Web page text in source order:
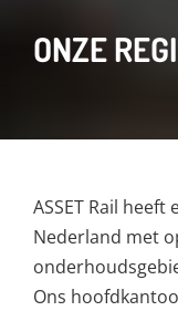
ONZE
ASSET Rail
Nederland met
Ons